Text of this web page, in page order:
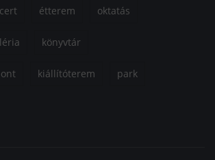
étterem oktatás
könyvtár
kiállítóterem park